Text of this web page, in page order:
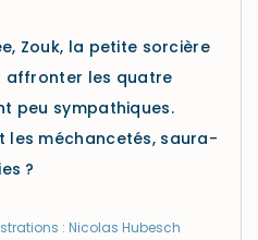
Zouk, la petite sorcière
affronter les quatre
peu sympathiques.
les méchancetés, saura-
?
: Nicolas Hubesch